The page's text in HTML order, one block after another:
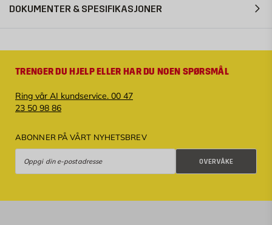
DOKUMENTER & SPESIFIKASJONER
TRENGER DU HJELP ELLER HAR DU NOEN SPØRSMÅL
Ring vår AI kundservice. 00 47
23 50 98 86
ABONNER PÅ VÅRT NYHETSBREV
OVERVÅKE